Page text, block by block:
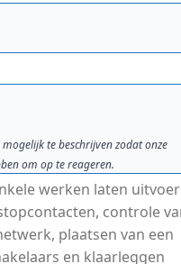
te beschrijven zodat onze
om op te reageren.